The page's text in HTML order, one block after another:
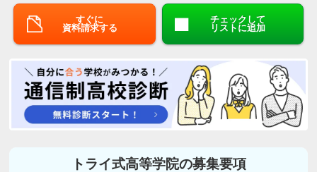
すぐに
資料請求する
チェックして
リストに追加
トライ式高等学院の募集要項